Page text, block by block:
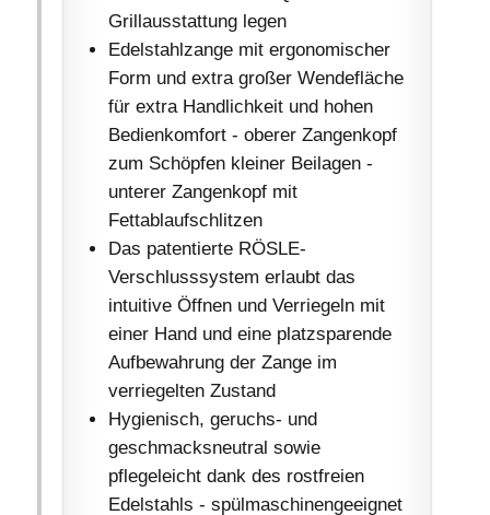
Grillausstattung legen
Edelstahlzange mit ergonomischer
Form und extra großer Wendefläche
für extra Handlichkeit und hohen
Bedienkomfort - oberer Zangenkopf
zum Schöpfen kleiner Beilagen -
unterer Zangenkopf mit
Fettablaufschlitzen
Das patentierte RÖSLE-
Verschlusssystem erlaubt das
intuitive Öffnen und Verriegeln mit
einer Hand und eine platzsparende
Aufbewahrung der Zange im
verriegelten Zustand
Hygienisch, geruchs- und
geschmacksneutral sowie
pflegeleicht dank des rostfreien
Edelstahls - spülmaschinengeeignet